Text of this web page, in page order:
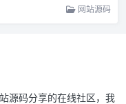
网站源码
源码分享的在线社区，我